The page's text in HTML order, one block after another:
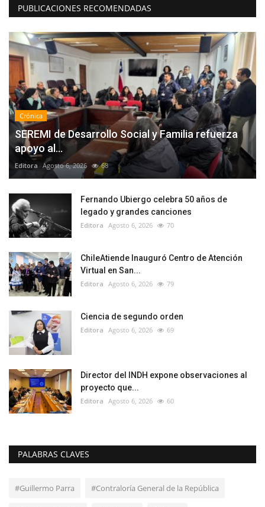
PUBLICACIONES RECOMENDADAS
Crónica
SEREMI de Desarrollo Social y Familia refuerza
apoyo al...
Editora Agosto 6, 2026 68
Fernando Ubiergo celebra 50 años de
legado y grandes canciones
Editora Agosto 6, 2026 70
ChileAtiende Inauguró Centro de Atención
Virtual en San...
Editora Agosto 6, 2026 79
Ciencia de segundo orden
Editora Agosto 6, 2026 69
Director del INDH expone observaciones al
proyecto que...
Editora Agosto 6, 2026 60
PALABRAS CLAVES
#Guillermo Parra #Contraloría General de la República